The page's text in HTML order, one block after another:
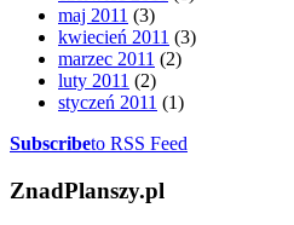
maj 2011 (3)
kwiecień 2011 (3)
marzec 2011 (2)
luty 2011 (2)
styczeń 2011 (1)
Subscribeto RSS Feed
ZnadPlanszy.pl